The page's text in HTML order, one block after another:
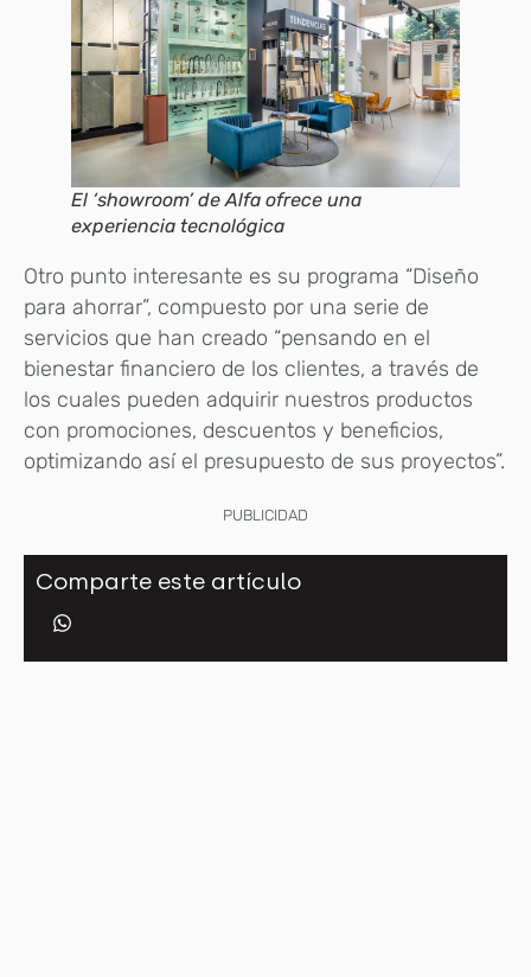
El ‘showroom’ de Alfa ofrece una
experiencia tecnológica
Otro punto interesante es su programa “Diseño
para ahorrar”, compuesto por una serie de
servicios que han creado “pensando en el
bienestar financiero de los clientes, a través de
los cuales pueden adquirir nuestros productos
con promociones, descuentos y beneficios,
optimizando así el presupuesto de sus proyectos”.
PUBLICIDAD
Comparte este artículo